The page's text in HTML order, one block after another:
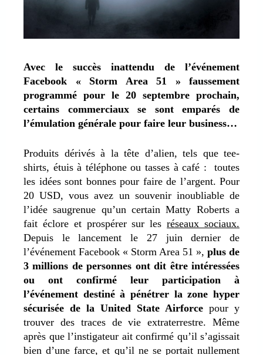
Avec le succès inattendu de l’événement
Facebook « Storm Area 51 » faussement
programmé pour le 20 septembre prochain,
certains commerciaux se sont emparés de
l’émulation générale pour faire leur business…
Produits dérivés à la tête d’alien, tels que tee-
shirts, étuis à téléphone ou tasses à café : toutes
les idées sont bonnes pour faire de l’argent. Pour
20 USD, vous avez un souvenir inoubliable de
l’idée saugrenue qu’un certain Matty Roberts a
fait éclore et prospérer sur lesréseaux sociaux.
Depuis le lancement le 27 juin dernier de
l’événement Facebook « Storm Area 51 », plus de
3 millions de personnes ont dit être intéressées
ou ont confirmé leur participation à
l’événement destiné à pénétrer la zone hyper
sécurisée de la United State Airforce pour y
trouver des traces de vie extraterrestre. Même
après que l’instigateur ait confirmé qu’il s’agissait
bien d’une farce, et qu’il ne se portait nullement